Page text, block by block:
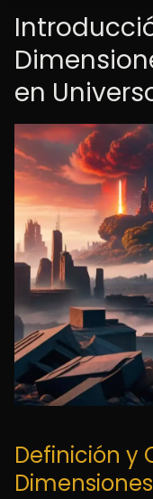
en
Definición y